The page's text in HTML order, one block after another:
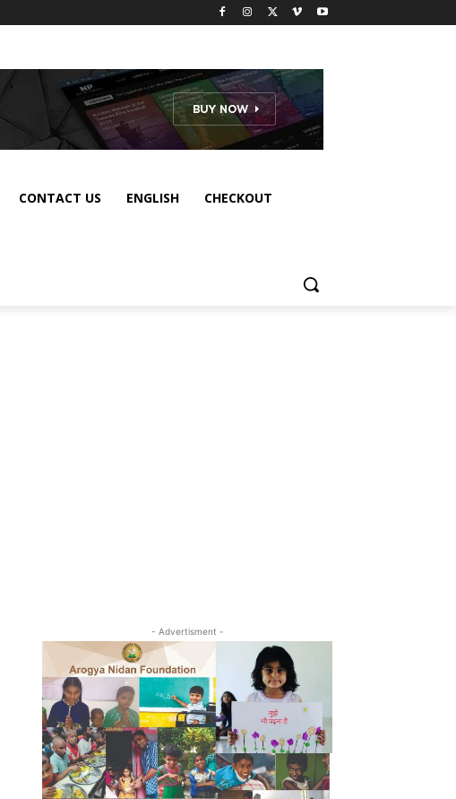
CONTACT US ENGLISH CHECKOUT
- Advertisment -